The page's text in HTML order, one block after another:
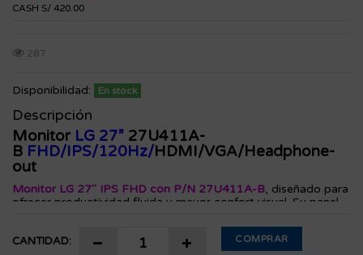
CASH S/ 420.00
287
Disponibilidad: En stock
Descripción
Monitor LG 27” 27U411A-
B FHD/IPS/120Hz/HDMI/VGA/Headphone-
out
Monitor LG 27" IPS FHD con P/N 27U411A-B, diseñado para
ofrecer productividad fluida y mayor confort visual. Su panel
visión, ideal para trabajos gráficos, oficina y uso multimedia.
La resolución FHD asegura nitidez, mientras que la tasa de
CANTIDAD: COMPRAR